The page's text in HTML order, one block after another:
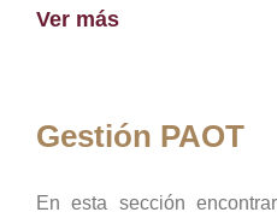
Ver más
Gestión PAOT
En esta sección